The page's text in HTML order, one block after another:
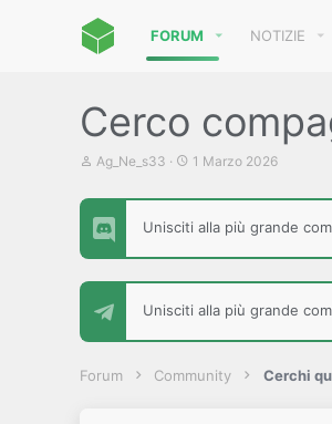
FORUM NOTIZIE
Cerco
C
e
a
t
e
u
Ag_Ne_s33
D
t
d
n
i
z
i
1 Marzo 2026
Unisciti alla più grande
Unisciti alla più grande
Forum Community Cerchi